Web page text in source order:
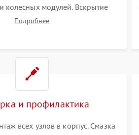
колесных модулей. Вскрытие
Тщательная очистка внутренних
Подробнее
и профилактика
всех узлов в корпус. Смазка